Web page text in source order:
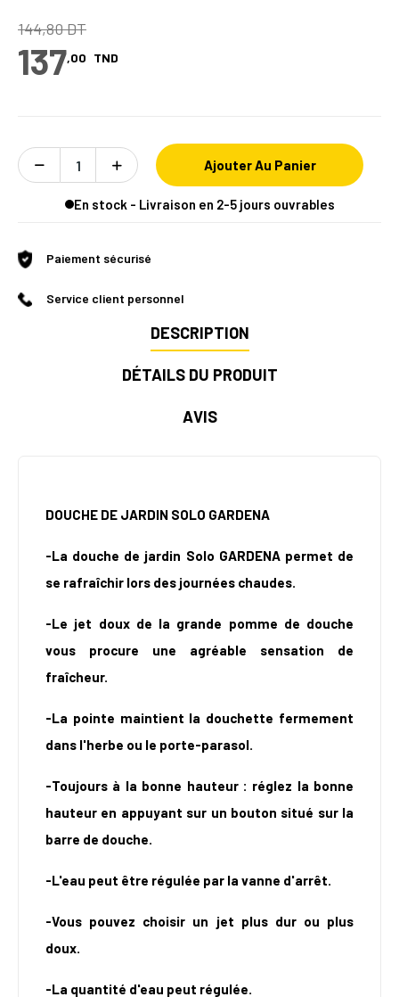
144,80 DT
137,00 TND
Ajouter Au Panier
En stock - Livraison en 2-5 jours ouvrables
Paiement sécurisé
Service client personnel
DESCRIPTION
DÉTAILS DU PRODUIT
AVIS
DOUCHE DE JARDIN SOLO GARDENA
-La douche de jardin Solo GARDENA permet de
se rafraîchir lors des journées chaudes.
-Le jet doux de la grande pomme de douche
vous procure une agréable sensation de
fraîcheur.
-La pointe maintient la douchette fermement
dans l'herbe ou le porte-parasol.
-Toujours à la bonne hauteur : réglez la bonne
hauteur en appuyant sur un bouton situé sur la
barre de douche.
-L'eau peut être régulée par la vanne d'arrêt.
-Vous pouvez choisir un jet plus dur ou plus
doux.
-La quantité d'eau peut régulée.